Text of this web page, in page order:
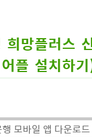
희망플러스
플 설치하
모바일 앱 다운로드